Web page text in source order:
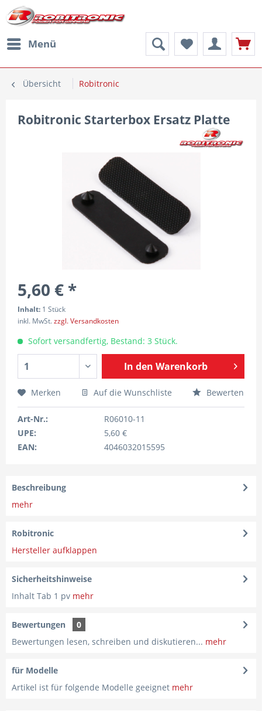
Menü
Übersicht Robitronic
Robitronic Starterbox Ersatz Platte
5,60 € *
Inhalt: 1 Stück
inkl. MwSt.zzgl. Versandkosten
Sofort versandfertig, Bestand: 3 Stück.
In den Warenkorb
Merken Auf die Wunschliste Bewerten
Art-Nr.:
R06010-11
UPE:
5,60 €
EAN:
4046032015595
Beschreibung
mehr
Robitronic
Hersteller aufklappen
Sicherheitshinweise
Inhalt Tab 1 pv mehr
Bewertungen
0
Bewertungen lesen, schreiben und diskutieren... mehr
für Modelle
Artikel ist für folgende Modelle geeignet mehr